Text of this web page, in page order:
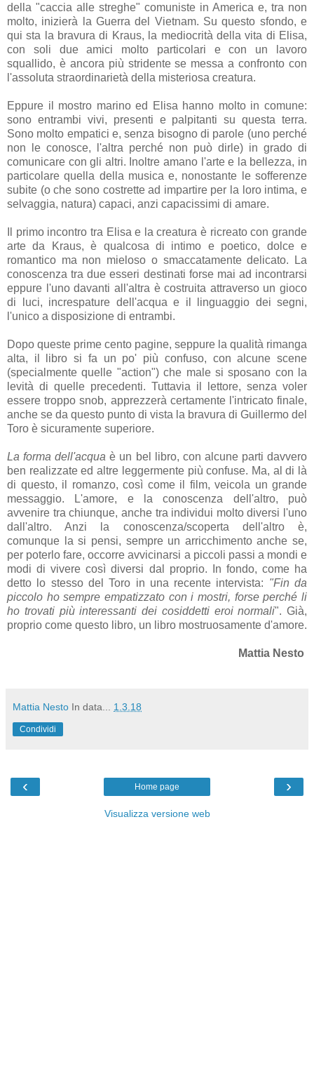
della "caccia alle streghe" comuniste in America e, tra non
molto, inizierà la Guerra del Vietnam. Su questo sfondo, e
qui sta la bravura di Kraus, la mediocrità della vita di Elisa,
con soli due amici molto particolari e con un lavoro
squallido, è ancora più stridente se messa a confronto con
l'assoluta straordinarietà della misteriosa creatura.
Eppure il mostro marino ed Elisa hanno molto in comune:
sono entrambi vivi, presenti e palpitanti su questa terra.
Sono molto empatici e, senza bisogno di parole (uno perché
non le conosce, l'altra perché non può dirle) in grado di
comunicare con gli altri. Inoltre amano l'arte e la bellezza, in
particolare quella della musica e, nonostante le sofferenze
subite (o che sono costrette ad impartire per la loro intima, e
selvaggia, natura) capaci, anzi capacissimi di amare.
Il primo incontro tra Elisa e la creatura è ricreato con grande
arte da Kraus, è qualcosa di intimo e poetico, dolce e
romantico ma non mieloso o smaccatamente delicato. La
conoscenza tra due esseri destinati forse mai ad incontrarsi
eppure l'uno davanti all'altra è costruita attraverso un gioco
di luci, increspature dell'acqua e il linguaggio dei segni,
l'unico a disposizione di entrambi.
Dopo queste prime cento pagine, seppure la qualità rimanga
alta, il libro si fa un po' più confuso, con alcune scene
(specialmente quelle "action") che male si sposano con la
levità di quelle precedenti. Tuttavia il lettore, senza voler
essere troppo snob, apprezzerà certamente l'intricato finale,
anche se da questo punto di vista la bravura di Guillermo del
Toro è sicuramente superiore.
La forma dell'acqua è un bel libro, con alcune parti davvero
ben realizzate ed altre leggermente più confuse. Ma, al di là
di questo, il romanzo, così come il film, veicola un grande
messaggio. L'amore, e la conoscenza dell'altro, può
avvenire tra chiunque, anche tra individui molto diversi l'uno
dall'altro. Anzi la conoscenza/scoperta dell'altro è,
comunque la si pensi, sempre un arricchimento anche se,
per poterlo fare, occorre avvicinarsi a piccoli passi a mondi e
modi di vivere così diversi dal proprio. In fondo, come ha
detto lo stesso del Toro in una recente intervista: "Fin da
piccolo ho sempre empatizzato con i mostri, forse perché li
ho trovati più interessanti dei cosiddetti eroi normali". Già,
proprio come questo libro, un libro mostruosamente d'amore.
Mattia Nesto
Mattia Nesto In data... 1.3.18
Condividi
‹ ›
Home page
Visualizza versione web